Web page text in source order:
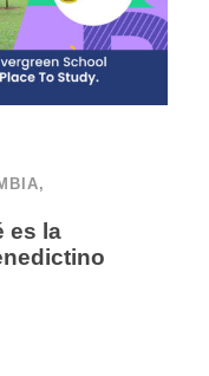
,
es la